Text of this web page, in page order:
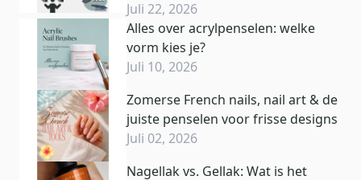
Juli 22, 2026
Alles over acrylpenselen: welke
vorm kies je?
Juli 10, 2026
Zomerse French nails, nail art & de
juiste penselen voor frisse designs
Juli 02, 2026
Nagellak vs. Gellak: Wat is het